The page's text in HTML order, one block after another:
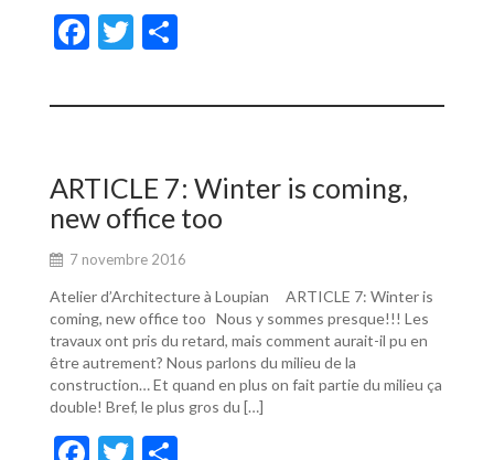
F
e
o
o
k
T
itt ta
er
ARTICLE 7: Winter is coming,
new office too
7 novembre 2016
Atelier d’Architecture à Loupian ARTICLE 7: Winter is
coming, new office too Nous y sommes presque!!! Les
travaux ont pris du retard, mais comment aurait-il pu en
être autrement? Nous parlons du milieu de la
construction… Et quand en plus on fait partie du milieu ça
double! Bref, le plus gros du […]